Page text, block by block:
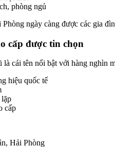
phòng ngủ
ngày càng được các gia
cấp được tin chọn
cái tên nổi bật với hàng nghìn
hiệu quốc tế
lặp
cấp
Hải Phòng